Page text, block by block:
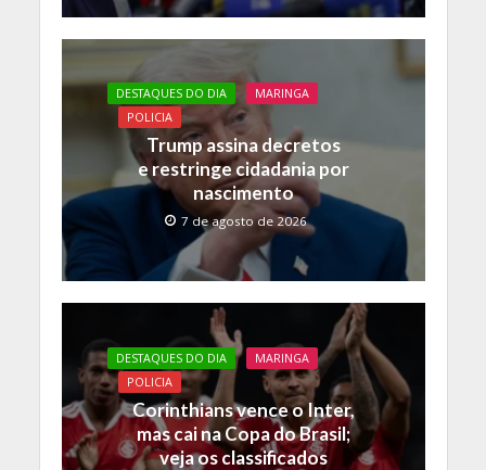
DESTAQUES DO DIA
MARINGA
POLICIA
Trump assina decretos
e restringe cidadania por
nascimento
7 de agosto de 2026
DESTAQUES DO DIA
MARINGA
POLICIA
Corinthians vence o Inter,
mas cai na Copa do Brasil;
veja os classificados